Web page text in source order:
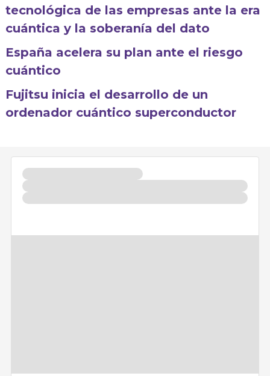
tecnológica de las empresas ante la era
cuántica y la soberanía del dato
España acelera su plan ante el riesgo
cuántico
Fujitsu inicia el desarrollo de un
ordenador cuántico superconductor